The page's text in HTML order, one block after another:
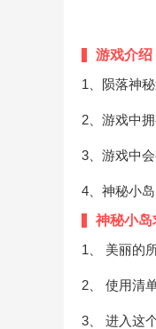
游戏介绍
1、陨落神
2、游戏中
3、游戏中
4、神秘小
神秘小岛
1、 美丽的
2、 使用清
3、 进入这